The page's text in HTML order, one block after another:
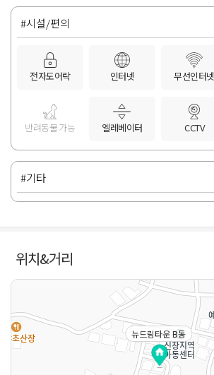
#시설/편의
전자도어락 인터넷 무선인터넷
반려동물 가능 엘레베이터 CCTV
#기타
위치&거리
뉴드림타운 B동